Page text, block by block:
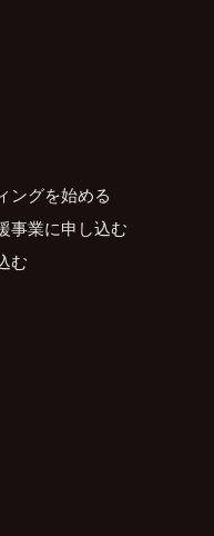
ングを始める
事業に申し込む
む